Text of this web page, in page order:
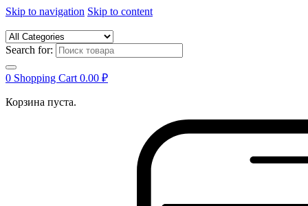
Skip to navigation Skip to content
Search for:
0 Shopping Cart 0.00 ₽
Корзина пуста.